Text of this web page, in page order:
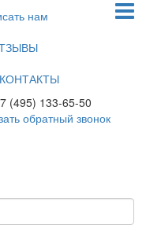
нам
КОНТАКТЫ
(495) 133-65-50
обратный звонок